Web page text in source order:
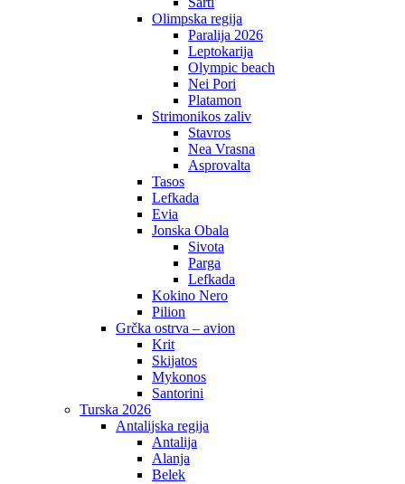
Olimpska regija
Paralija 2026
Leptokarija
Olympic beach
Nei Pori
Platamon
Strimonikos zaliv
Stavros
Nea Vrasna
Asprovalta
Tasos
Lefkada
Evia
Jonska Obala
Sivota
Parga
Lefkada
Kokino Nero
Pilion
Grčka ostrva – avion
Krit
Skijatos
Mykonos
Santorini
Turska 2026
Antalijska regija
Antalija
Alanja
Belek